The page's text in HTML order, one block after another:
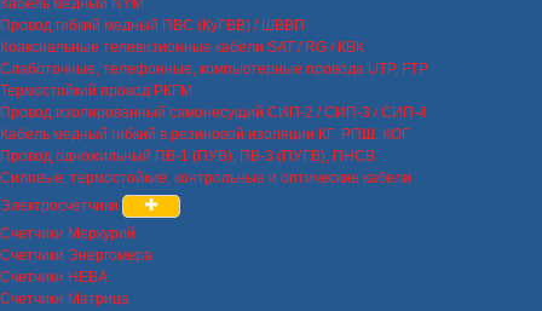
Кабель медный NYM
Провод гибкий медный ПВС (КуГВВ) / ШВВП
Коаксиальные телевизионные кабели SAT / RG / КВК
Слаботочные, телефонные, компьютерные провода UTP, FTP
Термостойкий провод РКГМ
Провод изолированный самонесущий СИП-2 / СИП-3 / СИП-4
Кабель медный гибкий в резиновой изоляции КГ, РПШ, КОГ
Провод одножильный ПВ-1 (ПУВ), ПВ-3 (ПУГВ), ПНСВ
Силовые, термостойкие, контрольные и оптические кабели
Электросчетчики
Счетчики Меркурий
Счетчики Энергомера
Счетчики НЕВА
Счетчики Матрица